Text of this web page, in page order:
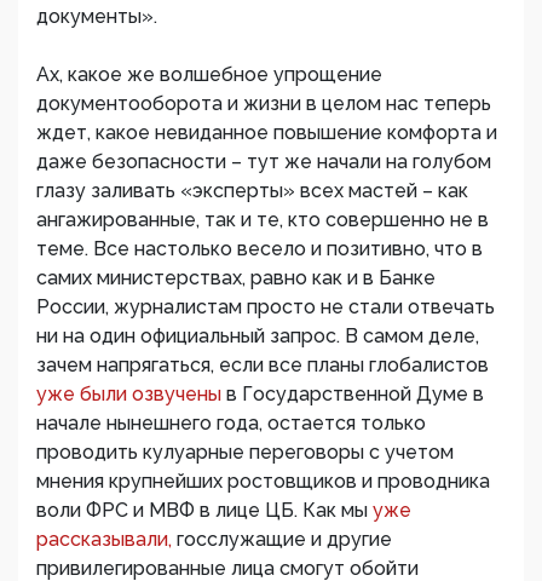
документы».
Ах, какое же волшебное упрощение
документооборота и жизни в целом нас теперь
ждет, какое невиданное повышение комфорта и
даже безопасности – тут же начали на голубом
глазу заливать «эксперты» всех мастей – как
ангажированные, так и те, кто совершенно не в
теме. Все настолько весело и позитивно, что в
самих министерствах, равно как и в Банке
России, журналистам просто не стали отвечать
ни на один официальный запрос. В самом деле,
зачем напрягаться, если все планы глобалистов
уже были озвучены в Государственной Думе в
начале нынешнего года, остается только
проводить кулуарные переговоры с учетом
мнения крупнейших ростовщиков и проводника
воли ФРС и МВФ в лице ЦБ. Как мы уже
рассказывали, госслужащие и другие
привилегированные лица смогут обойти